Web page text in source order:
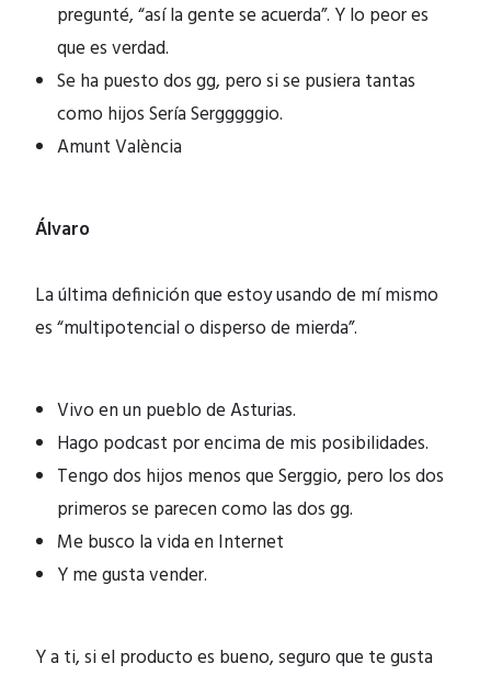
pregunté, “así la gente se acuerda”. Y lo peor es
que es verdad.
Se ha puesto dos gg, pero si se pusiera tantas
como hijos Sería Sergggggio.
Amunt València
Álvaro
La última definición que estoy usando de mí mismo
es “multipotencial o disperso de mierda”.
Vivo en un pueblo de Asturias.
Hago podcast por encima de mis posibilidades.
Tengo dos hijos menos que Serggio, pero los dos
primeros se parecen como las dos gg.
Me busco la vida en Internet
Y me gusta vender.
Y a ti, si el producto es bueno, seguro que te gusta